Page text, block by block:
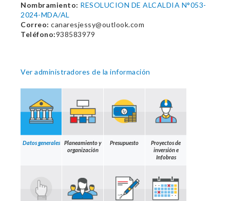
Nombramiento: RESOLUCION DE ALCALDIA N°053-
2024-MDA/AL
Correo: canaresjessy@outlook.com
Teléfono:938583979
Ver administradores de la información
Datos generales
Planeamiento y
organización
Presupuesto
Proyectos de
inversión e
Infobras